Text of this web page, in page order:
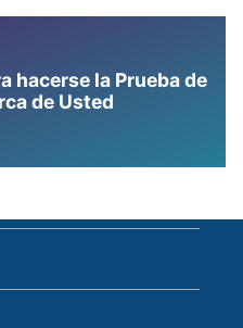
hacerse la Prueba de
de Usted